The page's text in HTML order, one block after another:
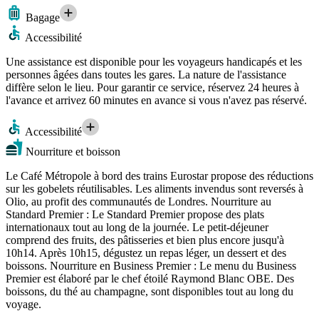
Bagage
Accessibilité
Une assistance est disponible pour les voyageurs handicapés et les
personnes âgées dans toutes les gares. La nature de l'assistance
diffère selon le lieu. Pour garantir ce service, réservez 24 heures à
l'avance et arrivez 60 minutes en avance si vous n'avez pas réservé.
Accessibilité
Nourriture et boisson
Le Café Métropole à bord des trains Eurostar propose des réductions
sur les gobelets réutilisables. Les aliments invendus sont reversés à
Olio, au profit des communautés de Londres. Nourriture au
Standard Premier : Le Standard Premier propose des plats
internationaux tout au long de la journée. Le petit-déjeuner
comprend des fruits, des pâtisseries et bien plus encore jusqu'à
10h14. Après 10h15, dégustez un repas léger, un dessert et des
boissons. Nourriture en Business Premier : Le menu du Business
Premier est élaboré par le chef étoilé Raymond Blanc OBE. Des
boissons, du thé au champagne, sont disponibles tout au long du
voyage.